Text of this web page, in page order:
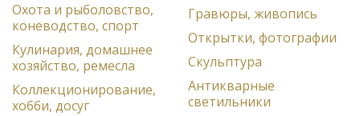
Охота и рыболовство,
коневодство, спорт
Кулинария, домашнее
хозяйство, ремесла
Коллекционирование,
хобби, досуг
Гравюры, живопись
Открытки, фотографии
Скульптура
Антикварные
светильники